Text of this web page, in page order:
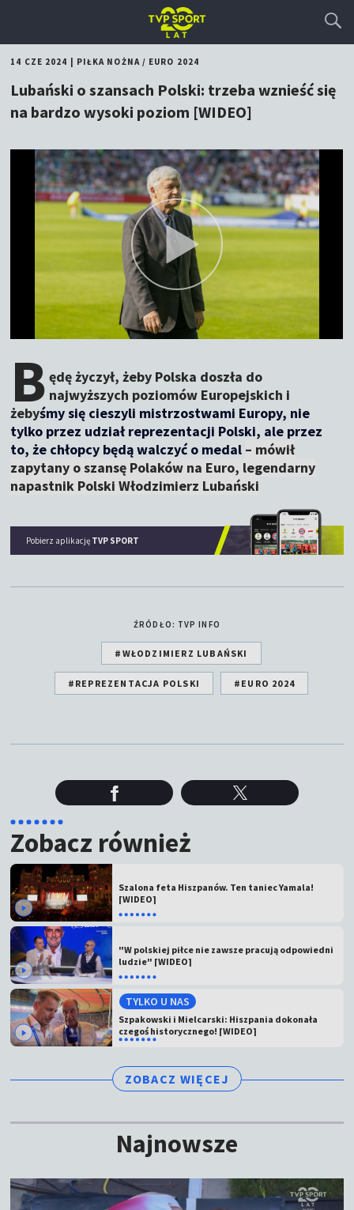
14 CZE 2024 PIŁKA NOŻNA/ EURO 2024
Lubański o szansach Polski: trzeba wznieść się
na bardzo wysoki poziom [WIDEO]
B ędę życzył, żeby Polska doszła do
najwyższych poziomów Europejskich i
żebyśmy się cieszyli mistrzostwami Europy, nie
tylko przez udział reprezentacji Polski, ale przez
to, że chłopcy będą walczyć o medal – mówił
zapytany o szansę Polaków na Euro, legendarny
napastnik Polski Włodzimierz Lubański
Pobierz aplikację TVP SPORT
ŹRÓDŁO: TVP INFO
#WŁODZIMIERZ LUBAŃSKI
#REPREZENTACJA POLSKI #EURO 2024
Zobacz również
Szalona feta Hiszpanów. Ten taniec Yamala!
[WIDEO]
"W polskiej piłce nie zawsze pracują odpowiedni
ludzie" [WIDEO]
TYLKO U NAS
Szpakowski i Mielcarski: Hiszpania dokonała
czegoś historycznego! [WIDEO]
ZOBACZ WIĘCEJ
Najnowsze